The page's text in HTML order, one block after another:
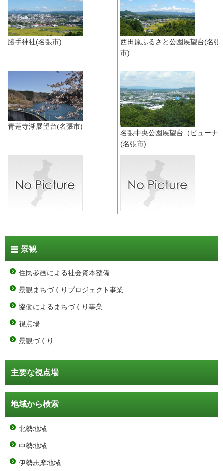
勝手神社(名張市)
西田原ふるさと公園展望台(名張
市)
青蓮寺湖展望台(名張市)
名張中央公園展望台（ビューナ
(名張市)
景観
住民参画による社会資本整備
景観まちづくりプロジェクト事業
協働によるまちづくり事業
視点場
景観づくり
主要な視点場
地域から検索
北勢地域
中勢地域
伊勢志摩地域